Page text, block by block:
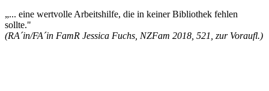
„... eine wertvolle Arbeitshilfe, die in keiner Bibliothek fehlen
sollte."
(RA´in/FA´in FamR Jessica Fuchs, NZFam 2018, 521, zur Voraufl.)